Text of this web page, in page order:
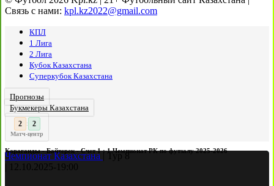
Связь с нами: kpl.kz2022@gmail.com
КПЛ
1 Лига
2 Лига
Кубок Казахстана
Суперкубок Казахстана
Прогнозы
Букмекеры Казахстана
3 : 2
Матч-центр
Караганды - Байтерек - Счет 1 : 1 Чемпионат РК по футзалу 2025-2026
Чемпионат Казахстана
Тур 8
12.10.2025- 19:00